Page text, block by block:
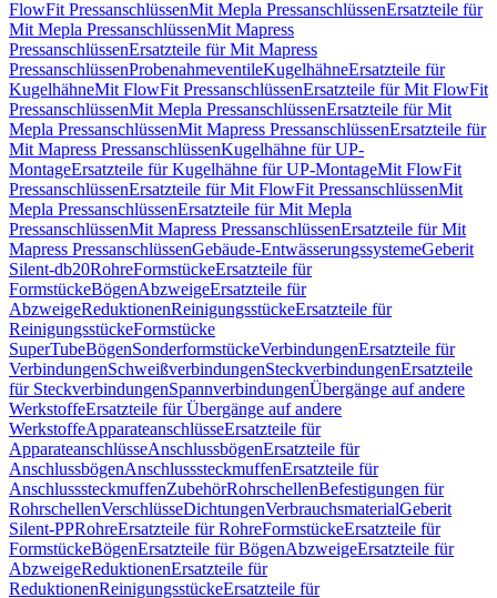
FlowFit PressanschlüssenMit Mepla PressanschlüssenErsatzteile für
Mit Mepla PressanschlüssenMit Mapress
PressanschlüssenErsatzteile für Mit Mapress
PressanschlüssenProbenahmeventileKugelhähneErsatzteile für
KugelhähneMit FlowFit PressanschlüssenErsatzteile für Mit FlowFit
PressanschlüssenMit Mepla PressanschlüssenErsatzteile für Mit
Mepla PressanschlüssenMit Mapress PressanschlüssenErsatzteile für
Mit Mapress PressanschlüssenKugelhähne für UP-
MontageErsatzteile für Kugelhähne für UP-MontageMit FlowFit
PressanschlüssenErsatzteile für Mit FlowFit PressanschlüssenMit
Mepla PressanschlüssenErsatzteile für Mit Mepla
PressanschlüssenMit Mapress PressanschlüssenErsatzteile für Mit
Mapress PressanschlüssenGebäude-EntwässerungssystemeGeberit
Silent-db20RohreFormstückeErsatzteile für
FormstückeBögenAbzweigeErsatzteile für
AbzweigeReduktionenReinigungsstückeErsatzteile für
ReinigungsstückeFormstücke
SuperTubeBögenSonderformstückeVerbindungenErsatzteile für
VerbindungenSchweißverbindungenSteckverbindungenErsatzteile
für SteckverbindungenSpannverbindungenÜbergänge auf andere
WerkstoffeErsatzteile für Übergänge auf andere
WerkstoffeApparateanschlüsseErsatzteile für
ApparateanschlüsseAnschlussbögenErsatzteile für
AnschlussbögenAnschlusssteckmuffenErsatzteile für
AnschlusssteckmuffenZubehörRohrschellenBefestigungen für
RohrschellenVerschlüsseDichtungenVerbrauchsmaterialGeberit
Silent-PPRohreErsatzteile für RohreFormstückeErsatzteile für
FormstückeBögenErsatzteile für BögenAbzweigeErsatzteile für
AbzweigeReduktionenErsatzteile für
ReduktionenReinigungsstückeErsatzteile für